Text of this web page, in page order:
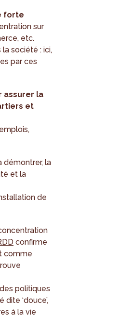
forte
sur
etc.
société : ici,
par ces
assurer la
et
démontrer, la
et la
de
confirme
comme
politiques
‘douce’,
à la vie